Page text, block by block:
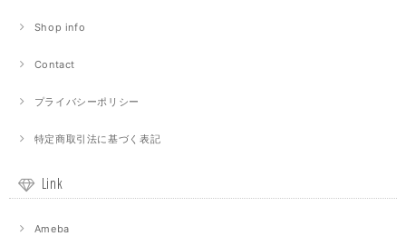
Shop info
Contact
プライバシーポリシー
特定商取引法に基づく表記
Link
Ameba